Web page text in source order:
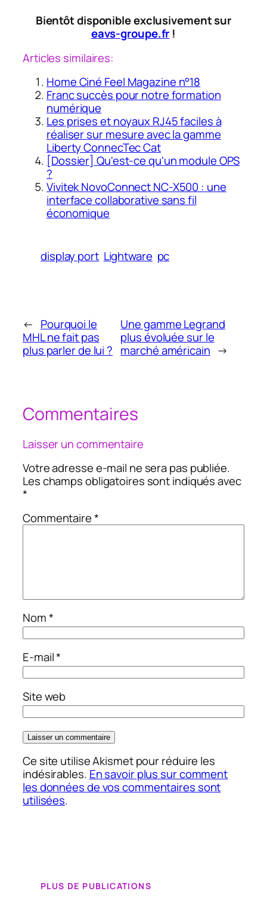
Bientôt disponible exclusivement sur
eavs-groupe.fr !
Articles similaires:
Home Ciné Feel Magazine n°18
Franc succès pour notre formation
numérique
Les prises et noyaux RJ45 faciles à
réaliser sur mesure avec la gamme
Liberty ConnecTec Cat
[Dossier] Qu'est-ce qu'un module OPS
?
Vivitek NovoConnect NC-X500 : une
interface collaborative sans fil
économique
display port Lightware pc
← Pourquoi le
MHL ne fait pas
plus parler de lui ?
Une gamme Legrand
plus évoluée sur le
marché américain →
Commentaires
Laisser un commentaire
Votre adresse e-mail ne sera pas publiée.
Les champs obligatoires sont indiqués avec
*
Commentaire*
Nom*
E-mail*
Site web
Ce site utilise Akismet pour réduire les
indésirables. En savoir plus sur comment
les données de vos commentaires sont
utilisées.
PLUS DE PUBLICATIONS